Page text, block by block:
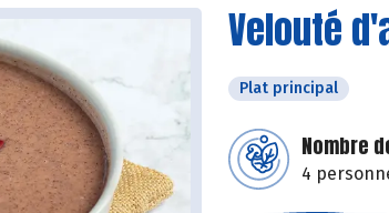
Velouté
Plat principal
Nombre
4